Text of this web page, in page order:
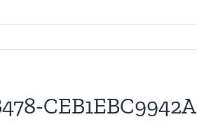
CEB1EBC9942A